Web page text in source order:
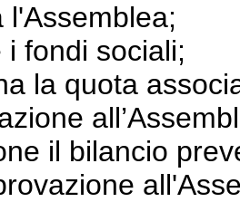
l'Assemblea;
i fondi sociali;
la quota
il bilancio